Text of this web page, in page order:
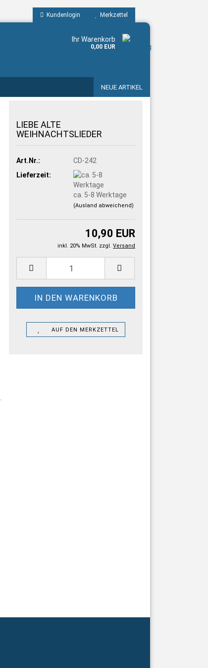
Kundenlogin Merkzettel
Ihr Warenkorb
0,00 EUR
NEUE ARTIKEL
LIEBE ALTE
WEIHNACHTSLIEDER
Art.Nr.:
CD-242
Lieferzeit:
ca. 5-8 Werktage
(Ausland abweichend)
10,90 EUR
inkl. 20% MwSt. zzgl. Versand
AUF DEN MERKZETTEL